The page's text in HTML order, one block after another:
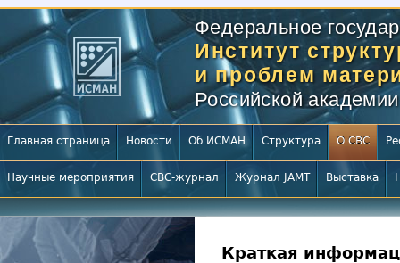
Федеральное
Институт
и проблем
Российской
Главная страница Новости Об ИСМАН Структура О СВС
Научные мероприятия СВС-журнал Журнал JAMT Выставка
Краткая